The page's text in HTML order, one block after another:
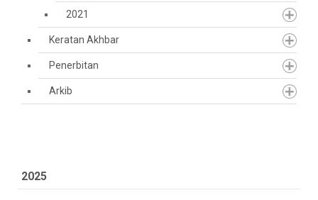
2021
Keratan Akhbar
Penerbitan
Arkib
2025